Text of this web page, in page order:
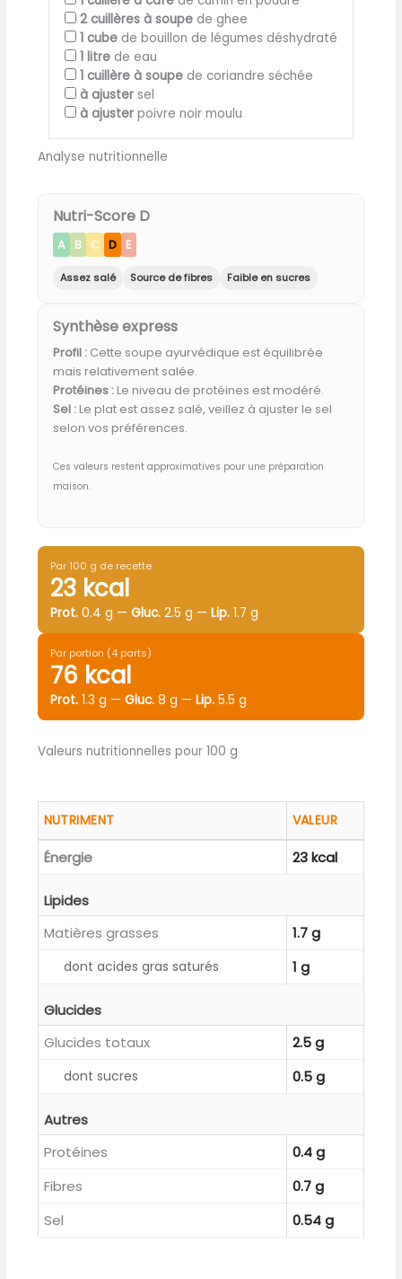
2 cuillères à soupe de ghee
1 cube de bouillon de légumes déshydraté
1 litre de eau
1 cuillère à soupe de coriandre séchée
à ajuster sel
à ajuster poivre noir moulu
Analyse nutritionnelle
Nutri-Score D
A B C D E
Assez salé Source de fibres Faible en sucres
Synthèse express
Profil :Cette soupe ayurvédique est équilibrée
mais relativement salée.
Protéines :Le niveau de protéines est modéré.
Sel :Le plat est assez salé, veillez à ajuster le sel
selon vos préférences.
Ces valeurs restent approximatives pour une préparation
maison.
Par 100 g de recette
23 kcal
Prot.0.4 g — Gluc.2.5 g — Lip.1.7 g
Par portion (4 parts)
76 kcal
Prot.1.3 g — Gluc.8 g — Lip.5.5 g
Valeurs nutritionnelles pour 100 g
NUTRIMENT VALEUR
Énergie 23 kcal
Lipides
Matières grasses
1.7 g
dont acides gras saturés 1 g
Glucides
Glucides totaux
2.5 g
dont sucres 0.5 g
Autres
Protéines
0.4 g
Fibres
0.7 g
Sel
0.54 g